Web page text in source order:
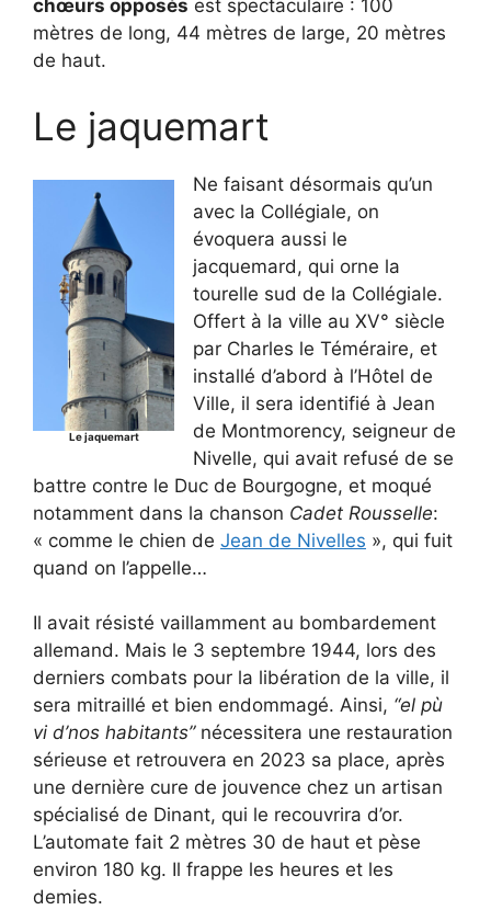
chœurs opposés est spectaculaire : 100
mètres de long, 44 mètres de large, 20 mètres
de haut.
Le jaquemart
Le jaquemart
Ne faisant désormais qu’un
avec la Collégiale, on
évoquera aussi le
jacquemard, qui orne la
tourelle sud de la Collégiale.
Offert à la ville au XV° siècle
par Charles le Téméraire, et
installé d’abord à l’Hôtel de
Ville, il sera identifié à Jean
de Montmorency, seigneur de
Nivelle, qui avait refusé de se
battre contre le Duc de Bourgogne, et moqué
notamment dans la chanson Cadet Rousselle:
« comme le chien de Jean de Nivelles », qui fuit
quand on l’appelle…
Il avait résisté vaillamment au bombardement
allemand. Mais le 3 septembre 1944, lors des
derniers combats pour la libération de la ville, il
sera mitraillé et bien endommagé. Ainsi, “el pù
vi d’nos habitants”nécessitera une restauration
sérieuse et retrouvera en 2023 sa place, après
une dernière cure de jouvence chez un artisan
spécialisé de Dinant, qui le recouvrira d’or.
L’automate fait 2 mètres 30 de haut et pèse
environ 180 kg. Il frappe les heures et les
demies.